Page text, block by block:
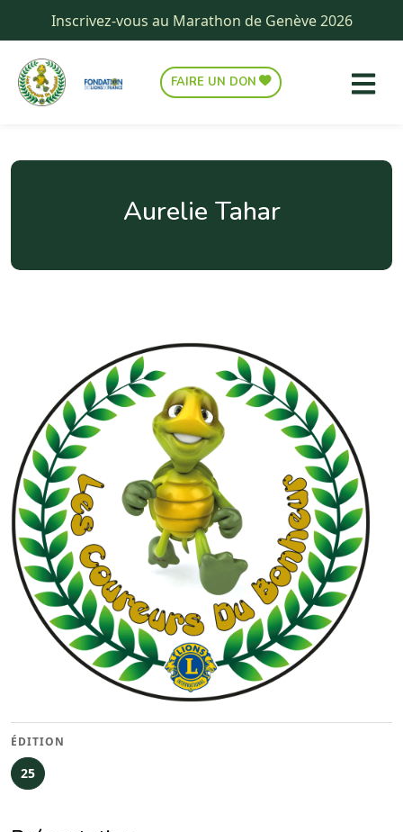
Inscrivez-vous au Marathon de Genève 2026
FAIRE UN DON
Aurelie Tahar
ÉDITION
25